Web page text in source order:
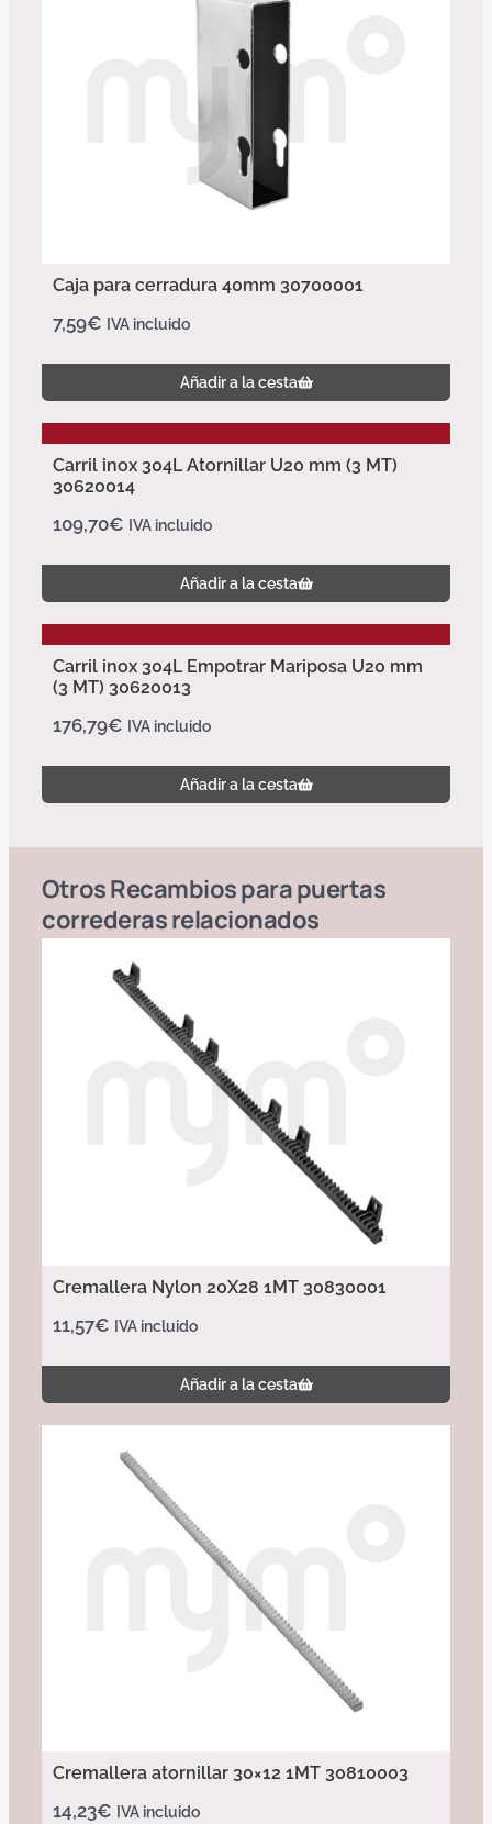
Caja para cerradura 40mm 30700001
7,59€ IVA incluido
Añadir a la cesta
Carril inox 304L Atornillar U20 mm (3 MT)
30620014
109,70€ IVA incluido
Añadir a la cesta
Carril inox 304L Empotrar Mariposa U20 mm
(3 MT) 30620013
176,79€ IVA incluido
Añadir a la cesta
OtrosRecambios para puertas
correderasrelacionados
Cremallera Nylon 20X28 1MT 30830001
11,57€ IVA incluido
Añadir a la cesta
Cremallera atornillar 30×12 1MT 30810003
14,23€ IVA incluido